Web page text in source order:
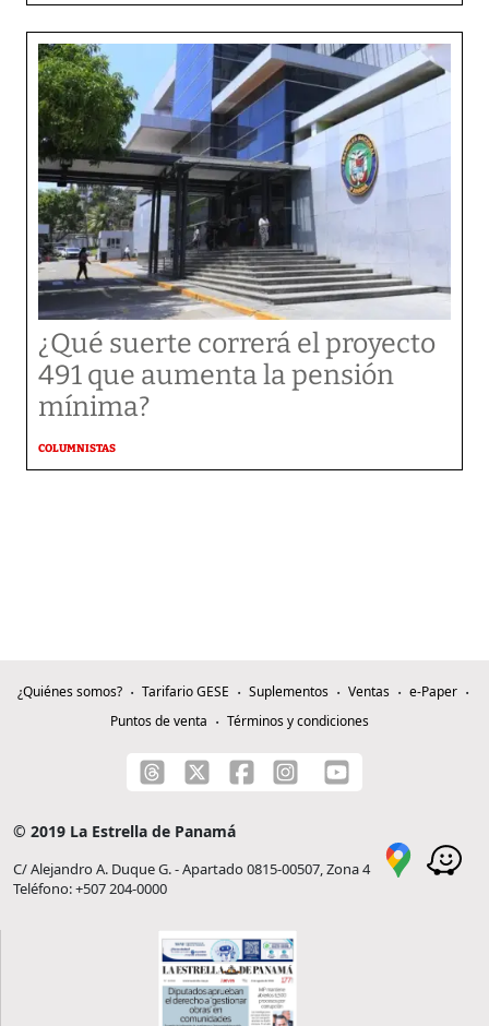
¿Qué suerte correrá el proyecto
491 que aumenta la pensión
mínima?
COLUMNISTAS
¿Quiénes somos? Tarifario GESE Suplementos Ventas
e-Paper
Puntos de venta
Términos y condiciones
© 2019 La Estrella de Panamá
C/ Alejandro A. Duque G. - Apartado 0815-00507, Zona 4
Teléfono: +507 204-0000